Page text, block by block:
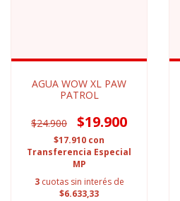
AGUA WOW XL PAW
PATROL
$24.900 $19.900
$17.910 con
Transferencia Especial
MP
3 cuotas sin interés de
$6.633,33